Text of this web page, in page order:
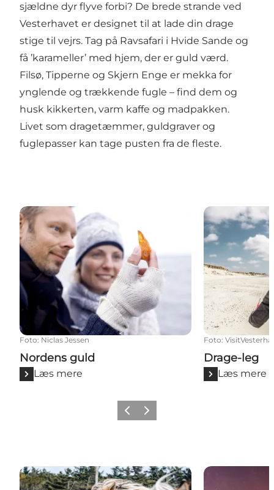
sjældne dyr flyve forbi? De brede strande ved
Vesterhavet er designet til at lade din drage
stige til vejrs. Tag på Ravsafari i Hvide Sande og
få ’karameller’ med hjem, der er guld værd.
Filsø, Tipperne og Skjern Enge er mekka for
ynglende og trækkende fugle – find dem og
husk kikkerten, varm kaffe og madpakken.
Livet som dragetæmmer, guldgraver og
fuglepasser kan tage pusten fra de fleste.
Nordens guld
Foto: Niclas Jessen
Nordens guld
Læs mere
Drage-leg
Foto:
Drage-leg
Læs mere
ForrigeNæste
Anderledes naturoplevelser Stjernekig